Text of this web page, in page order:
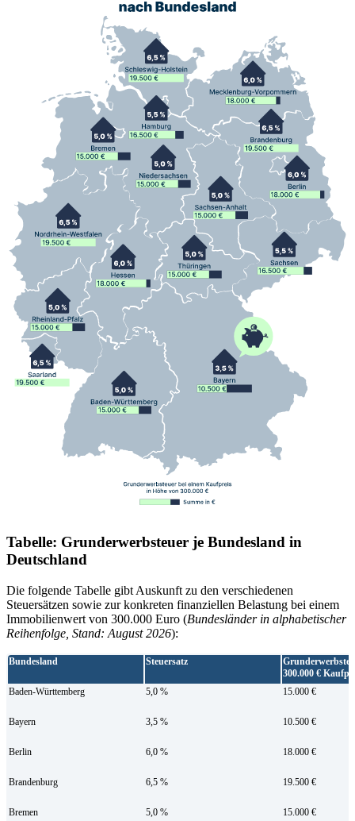
Tabelle: Grunderwerbsteuer je Bundesland in
Deutschland
Die folgende Tabelle gibt Auskunft zu den verschiedenen
Steuersätzen sowie zur konkreten finanziellen Belastung bei einem
Immobilienwert von 300.000 Euro (Bundesländer in alphabetischer
Reihenfolge, Stand: August 2026):
Bundesland Steuersatz
300.000 €
Baden-Württemberg
5,0 % 15.000 €
Bayern 3,5 % 10.500 €
Berlin 6,0 % 18.000 €
Brandenburg 6,5 % 19.500 €
Bremen 5,0 % 15.000 €